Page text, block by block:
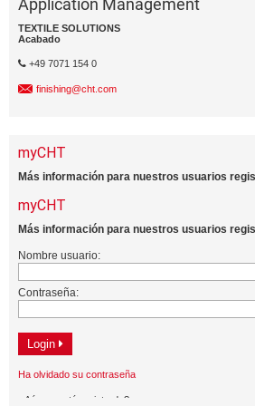
Application Management
TEXTILE SOLUTIONS
Acabado
+49 7071 154 0
finishing@cht.com